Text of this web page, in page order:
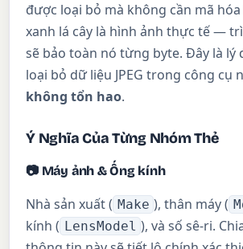
được loại bỏ mà không cần mã
xanh lá cây là hình ảnh thực tế —
sẽ bảo toàn nó từng byte. Đây là lý
loại bỏ dữ liệu JPEG trong công cụ
không tổn hao.
Ý Nghĩa Của Từng Nhóm Thẻ
📷 Máy ảnh & Ống kính
Nhà sản xuất ( Make ), thân máy (
kính ( LensModel ), và số sê-ri.